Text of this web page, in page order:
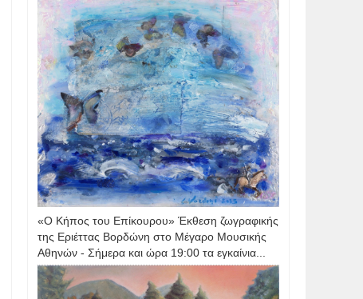
«Ο Κήπος του Επίκουρου» Έκθεση ζωγραφικής
της Εριέττας Βορδώνη στο Μέγαρο Μουσικής
Αθηνών - Σήμερα και ώρα 19:00 τα εγκαίνια...